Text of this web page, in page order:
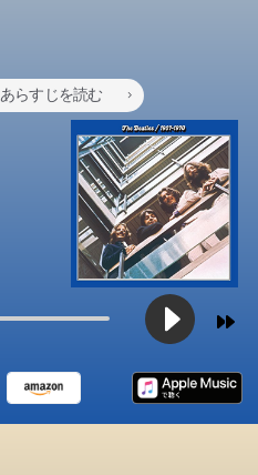
あらすじを読む